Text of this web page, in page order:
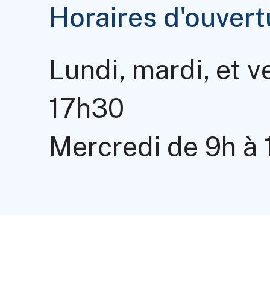
Horaires
Lundi, mardi, et
17h30
Mercredi de 9h à